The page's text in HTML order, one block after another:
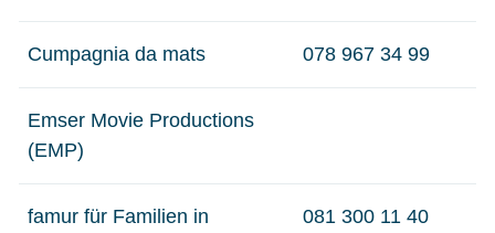
Cumpagnia da mats 078 967 34 99
Emser Movie Productions
(EMP)
famur für Familien in
081 300 11 40